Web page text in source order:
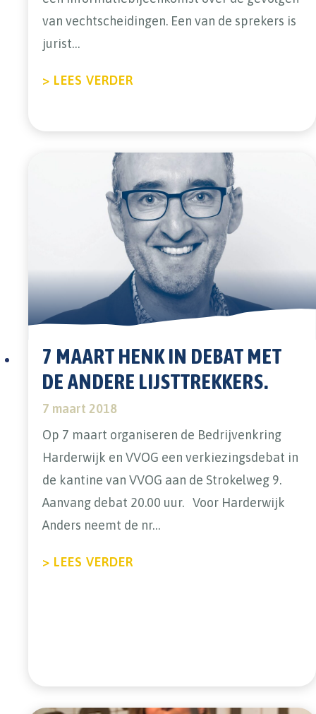
van vechtscheidingen. Een van de sprekers is
jurist…
> LEES VERDER
7 MAART HENK IN DEBAT MET
DE ANDERE LIJSTTREKKERS.
7 maart 2018
Op 7 maart organiseren de Bedrijvenkring
Harderwijk en VVOG een verkiezingsdebat in
de kantine van VVOG aan de Strokelweg 9.
Aanvang debat 20.00 uur. Voor Harderwijk
Anders neemt de nr…
> LEES VERDER